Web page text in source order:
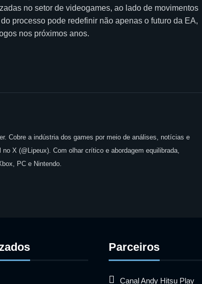
no setor de videogames, ao lado de movimentos
processo pode redefinir não apenas o futuro da EA,
nos próximos anos.
Cobre a indústria dos games por meio de análises, notícias e
X (@Lipeux). Com olhar crítico e abordagem equilibrada,
PC e Nintendo.
Parceiros
Canal Andy Hitsu Play